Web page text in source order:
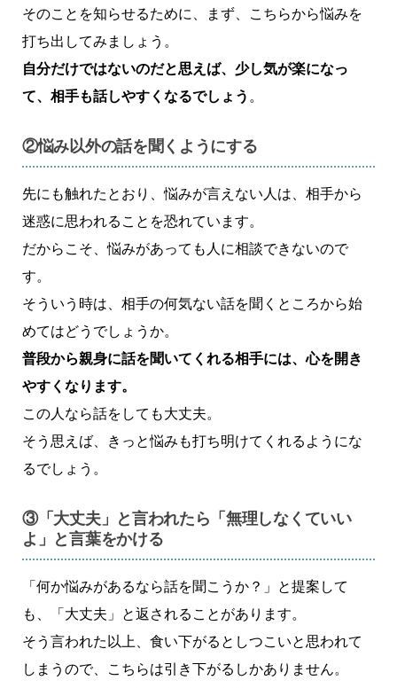
そのことを知らせるために、まず、こちらから悩みを
打ち出してみましょう。
自分だけではないのだと思えば、少し気が楽になっ
て、相手も話しやすくなるでしょう 。
②悩み以外の話を聞くようにする
先にも触れたとおり、悩みが言えない人は、相手から
迷惑に思われることを恐れています。
だからこそ、悩みがあっても人に相談できないので
す。
そういう時は、相手の何気ない話を聞くところから始
めてはどうでしょうか。
普段から親身に話を聞いてくれる相手には、心を開き
やすくなります。
この人なら話をしても大丈夫。
そう思えば、きっと悩みも打ち明けてくれるようにな
るでしょう。
③「大丈夫」と言われたら「無理しなくていい
よ」と言葉をかける
「何か悩みがあるなら話を聞こうか？」と提案して
も、「大丈夫」と返されることがあります。
そう言われた以上、食い下がるとしつこいと思われて
しまうので、こちらは引き下がるしかありません。